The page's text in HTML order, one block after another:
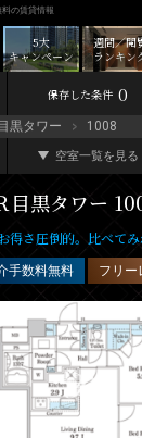
の賃貸情報
週間／閲
ランキン
5大
キャンペーン
保存した条件 0
黒タワー 1008
空室一覧を見る
目黒タワー
得さ圧倒的。比べて
手数料無料 フリー